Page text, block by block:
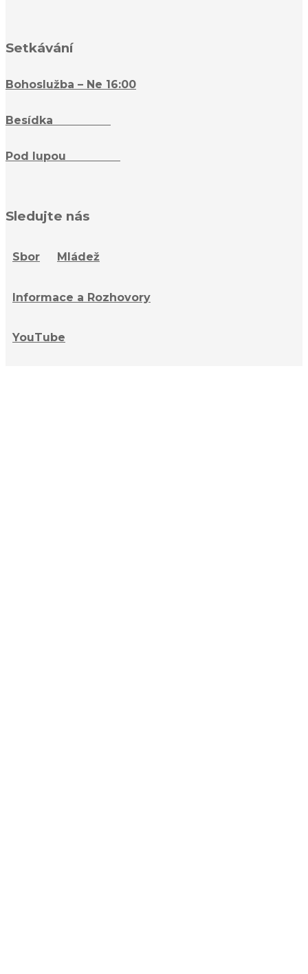
Setkávání
Bohoslužba – Ne 16:00
Besídka
Pod lupou
Sledujte nás
Sbor Mládež
Informace a Rozhovory
YouTube